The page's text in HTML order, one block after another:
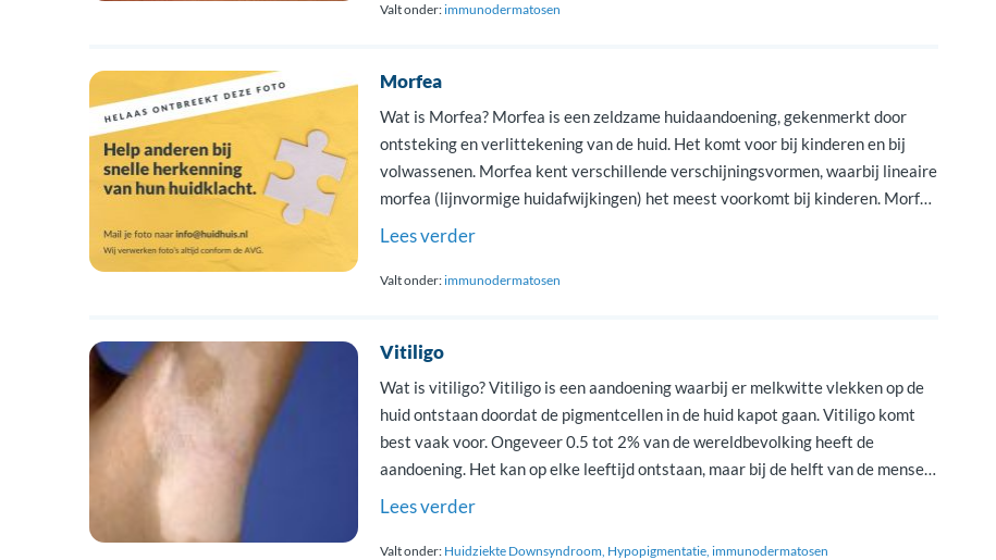
Valt onder:immunodermatosen
Morfea
Wat is Morfea? Morfea is een zeldzame huidaandoening, gekenmerkt door
ontsteking en verlittekening van de huid. Het komt voor bij kinderen en bij
volwassenen. Morfea kent verschillende verschijningsvormen, waarbij lineaire
morfea (lijnvormige huidafwijkingen) het meest voorkomt bij kinderen. Morfea
kan op de ledematen voorkomen, maar ook in het gelaat en op de romp.
Lees verder
Valt onder:immunodermatosen
Vitiligo
Wat is vitiligo? Vitiligo is een aandoening waarbij er melkwitte vlekken op de
huid ontstaan doordat de pigmentcellen in de huid kapot gaan. Vitiligo komt
best vaak voor. Ongeveer 0.5 tot 2% van de wereldbevolking heeft de
aandoening. Het kan op elke leeftijd ontstaan, maar bij de helft van de mensen
debuteert de aandoening al […]
Lees verder
Valt onder: Huidziekte Downsyndroom Hypopigmentatie immunodermatosen